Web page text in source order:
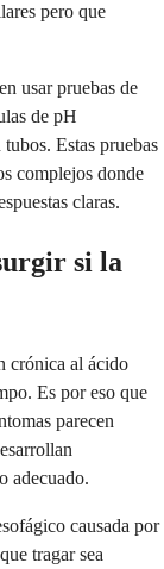
pero que
usar pruebas de
de pH
Estas pruebas
complejos donde
claras.
si la
crónica al ácido
Es por eso que
parecen
adecuado.
causada por
tragar sea